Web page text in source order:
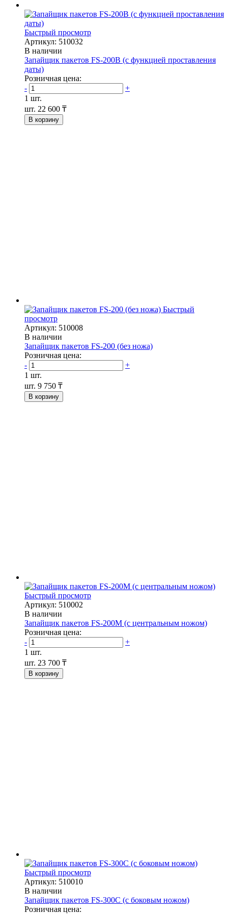
Быстрый просмотр
Артикул: 510032
В наличии
Запайщик пакетов FS-200B (с функцией проставления
даты)
Розничная цена:
-
+
1 шт.
шт. 22 600 ₸
В корзину
Быстрый
просмотр
Артикул: 510008
В наличии
Запайщик пакетов FS-200 (без ножа)
Розничная цена:
-
+
1 шт.
шт. 9 750 ₸
В корзину
Быстрый просмотр
Артикул: 510002
В наличии
Запайщик пакетов FS-200M (с центральным ножом)
Розничная цена:
-
+
1 шт.
шт. 23 700 ₸
В корзину
Быстрый просмотр
Артикул: 510010
В наличии
Запайщик пакетов FS-300С (с боковым ножом)
Розничная цена: